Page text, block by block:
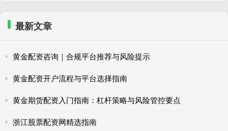
最新文章
黄金配资咨询｜合规平台推荐与风险提示
黄金配资开户流程与平台选择指南
黄金期货配资入门指南：杠杆策略与风险管控要点
浙江股票配资网精选指南